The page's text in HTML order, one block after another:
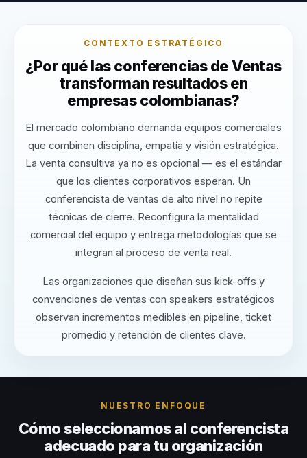
CONTEXTO ESTRATÉGICO
¿Por qué las conferencias de Ventas
transforman resultados en
empresas colombianas?
El mercado colombiano demanda equipos comerciales
que combinen disciplina, empatía y visión estratégica.
La venta consultiva ya no es opcional — es el estándar
que los clientes corporativos esperan. Un
conferencista de ventas de alto nivel no repite
técnicas de cierre. Reconfigura la mentalidad
comercial del equipo y entrega metodologías que se
integran al proceso de venta real.
Las organizaciones que diseñan sus kick-offs y
convenciones de ventas con speakers estratégicos
observan incrementos medibles en pipeline, ticket
promedio y retención de clientes clave.
NUESTRO ENFOQUE
Cómo seleccionamos al conferencista
adecuado para tu organización